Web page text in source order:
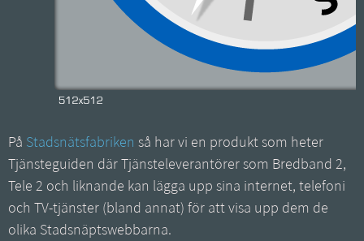
På Stadsnätsfabriken så har vi en produkt som heter
Tjänsteguiden där Tjänsteleverantörer som Bredband 2,
Tele 2 och liknande kan lägga upp sina internet, telefoni
och TV-tjänster (bland annat) för att visa upp dem de
olika Stadsnäptswebbarna.